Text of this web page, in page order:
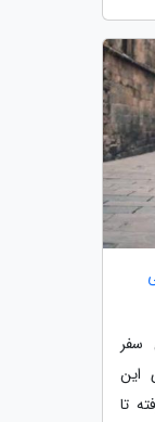
سفر
این
تا